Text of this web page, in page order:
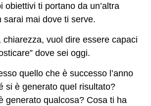
obiettivi ti portano da un’altra
sarai mai dove ti serve.
chiarezza, vuol dire essere capaci
dove sei oggi.
quello che è successo l’anno
si è generato quel risultato?
generato qualcosa? Cosa ti ha